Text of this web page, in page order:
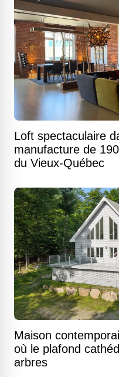
Loft spectaculaire
manufacture de
du Vieux-Québec
Maison
où le plafond
arbres